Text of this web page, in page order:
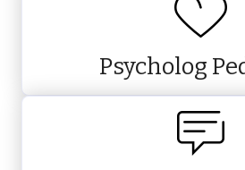
Psycholog